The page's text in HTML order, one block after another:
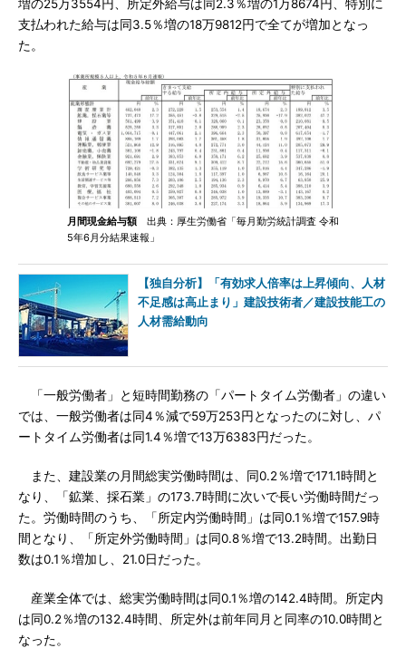
増の25万3554円、所定外給与は同2.3％増の1万8674円、特別に
支払われた給与は同3.5％増の18万9812円で全てが増加となっ
た。
月間現金給与額 出典：厚生労働省「毎月勤労統計調査 令和
5年6月分結果速報」
【独自分析】「有効求人倍率は上昇傾向、人材
不足感は高止まり」建設技術者／建設技能工の
人材需給動向
「一般労働者」と短時間勤務の「パートタイム労働者」の違い
では、一般労働者は同4％減で59万253円となったのに対し、パ
ートタイム労働者は同1.4％増で13万6383円だった。
また、建設業の月間総実労働時間は、同0.2％増で171.1時間と
なり、「鉱業、採石業」の173.7時間に次いで長い労働時間だっ
た。労働時間のうち、「所定内労働時間」は同0.1％増で157.9時
間となり、「所定外労働時間」は同0.8％増で13.2時間。出勤日
数は0.1％増加し、21.0日だった。
産業全体では、総実労働時間は同0.1％増の142.4時間。所定内
は同0.2％増の132.4時間、所定外は前年同月と同率の10.0時間と
なった。